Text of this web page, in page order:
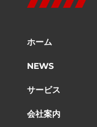
ホーム
NEWS
サービス
会社案内